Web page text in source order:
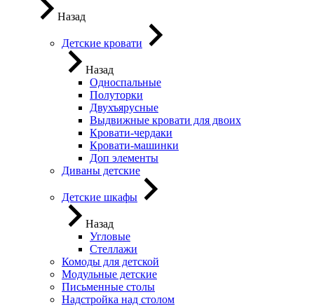
Назад
Детские кровати
Назад
Односпальные
Полуторки
Двухъярусные
Выдвижные кровати для двоих
Кровати-чердаки
Кровати-машинки
Доп элементы
Диваны детские
Детские шкафы
Назад
Угловые
Стеллажи
Комоды для детской
Модульные детские
Письменные столы
Надстройка над столом